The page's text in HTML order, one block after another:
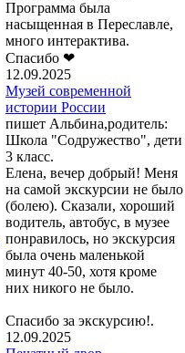
Программа была
насыщенная в Переславле,
много интерактива.
Спасибо ❤
12.09.2025
Музей современной
истории России
пишет Альбина,родитель:
Школа "Содружество", дети
3 класс.
Елена, вечер добрый! Меня
на самой экскурсии не было
(болею). Сказали, хороший
водитель, автобус, в музее
понравилось, но экскурсия
была очень маленькой
минут 40-50, хотя кроме
них никого не было.
Спасибо за экскурсию!.
12.09.2025